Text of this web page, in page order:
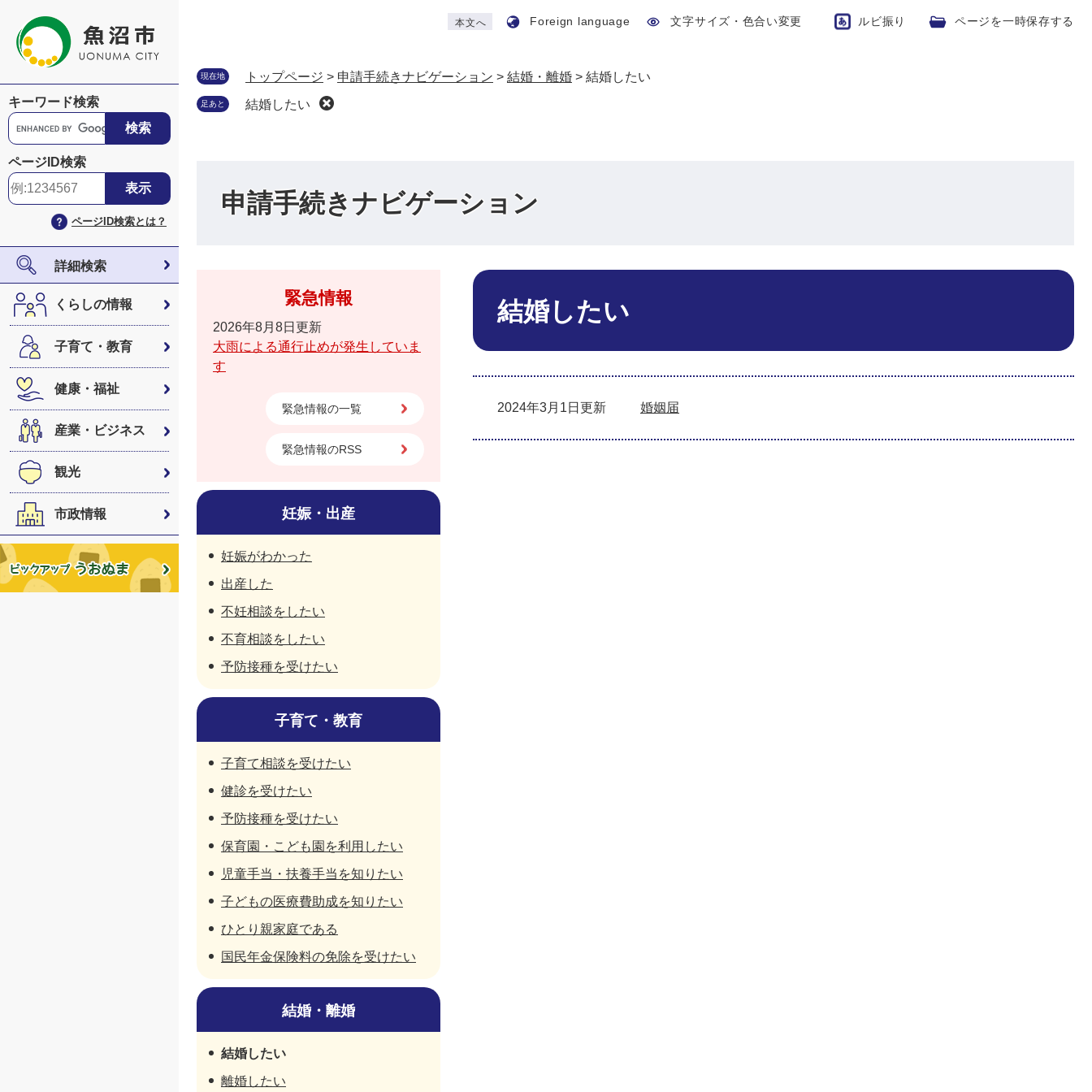
本文へ Foreign language 文字サイズ・色合い変更 ルビ振り ページを一時保存する
キーワード検索
G
o
o
g
ス
タ
ム
検
索
ページID検索
ページID検索とは？
詳細検索
くらしの情報
子育て・教育
健康・福祉
産業・ビジネス
観光
市政情報
現在地 トップページ > 申請手続きナビゲーション > 結婚・離婚 > 結婚したい
足あと 結婚したい
申請手続きナビゲーション
本
結婚したい
2024年3月1日更新 婚姻届
緊急情報
2026年8月8日更新
大雨による通行止めが発生していま
す
緊急情報の一覧
緊急情報のRSS
妊娠・出産
妊娠がわかった
出産した
不妊相談をしたい
不育相談をしたい
予防接種を受けたい
子育て・教育
子育て相談を受けたい
健診を受けたい
予防接種を受けたい
保育園・こども園を利用したい
児童手当・扶養手当を知りたい
子どもの医療費助成を知りたい
ひとり親家庭である
国民年金保険料の免除を受けたい
結婚・離婚
結婚したい
離婚したい